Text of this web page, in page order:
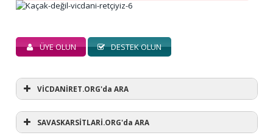
ÜYE OLUN DESTEK OLUN
VİCDANİRET.ORG'da ARA
SAVASKARSİTLARİ.ORG'da ARA